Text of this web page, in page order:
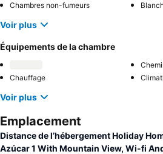
Chambres non-fumeurs
Voir plus
Équipements de la chambre
Chauffage
Voir plus
Emplacement
Distance de l’hébergement Holiday
Azúcar 1 With Mountain View, Wi-fi